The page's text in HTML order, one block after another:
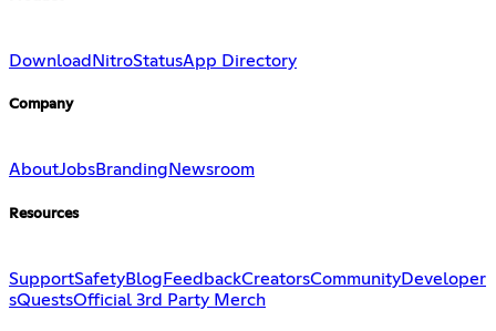
Download NitroStatusApp Directory
Company
AboutJobsBranding Newsroom
Resources
SupportSafetyBlog FeedbackCreatorsCommunityDeveloper
sQuestsOfficial 3rd Party Merch